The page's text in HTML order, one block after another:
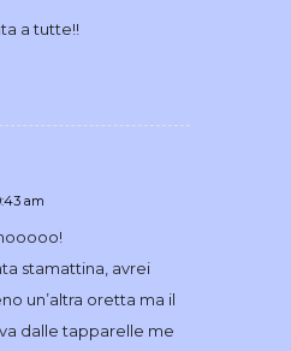
a tutte!!
am
stamattina, avrei
un’altra oretta ma il
dalle tapparelle me